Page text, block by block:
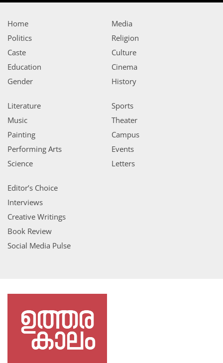
Home
Politics
Caste
Education
Gender
Media
Religion
Culture
Cinema
History
Literature
Music
Painting
Performing Arts
Science
Sports
Theater
Campus
Events
Letters
Editor’s Choice
Interviews
Creative Writings
Book Review
Social Media Pulse